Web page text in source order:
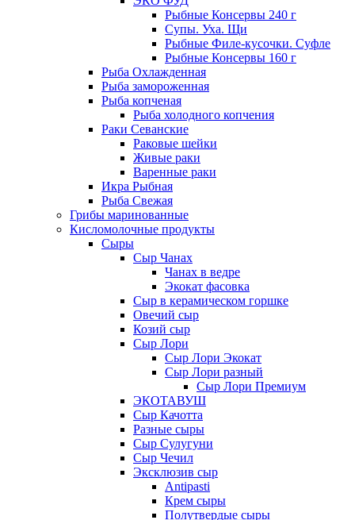
Рыбные Консервы 240 г
Супы. Уха. Щи
Рыбные Филе-кусочки. Суфле
Рыбные Консервы 160 г
Рыба Охлажденная
Рыба замороженная
Рыба копченая
Рыба холодного копчения
Раки Севанские
Раковые шейки
Живые раки
Варенные раки
Икра Рыбная
Рыба Свежая
Грибы маринованные
Кисломолочные продукты
Сыры
Сыр Чанах
Чанах в ведре
Экокат фасовка
Сыр в керамическом горшке
Овечий сыр
Козий сыр
Сыр Лори
Сыр Лори Экокат
Сыр Лори разный
Сыр Лори Премиум
ЭКОТАВУШ
Сыр Качотта
Разные сыры
Сыр Сулугуни
Сыр Чечил
Эксклюзив сыр
Antipasti
Крем сыры
Полутвердые сыры